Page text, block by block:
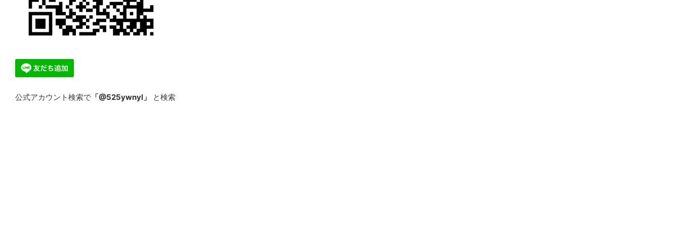
公式アカウント検索で 「@525ywnyl」 と検索